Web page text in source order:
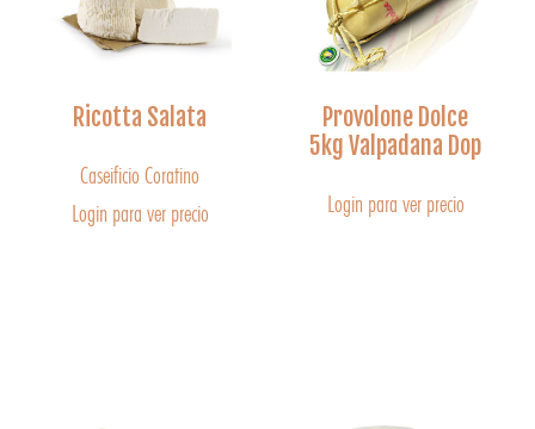
Ricotta Salata
Caseificio Coratino
Login para ver precio
Provolone Dolce
5kg Valpadana Dop
Login para ver precio